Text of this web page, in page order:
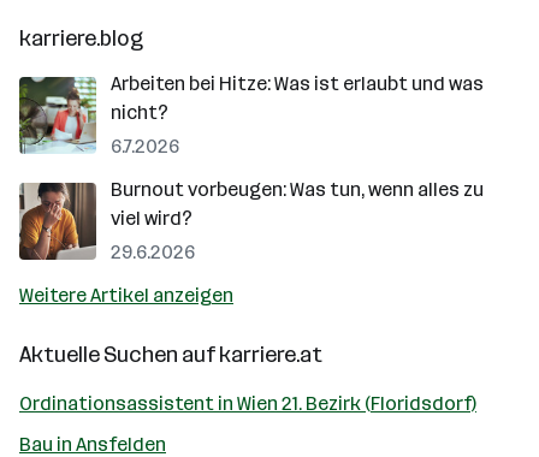
karriere.blog
Arbeiten bei Hitze: Was ist erlaubt und was
nicht?
6.7.2026
Burnout vorbeugen: Was tun, wenn alles zu
viel wird?
29.6.2026
Weitere Artikel anzeigen
Aktuelle Suchen aufkarriere.at
Ordinationsassistent in Wien 21. Bezirk (Floridsdorf)
Bau in Ansfelden